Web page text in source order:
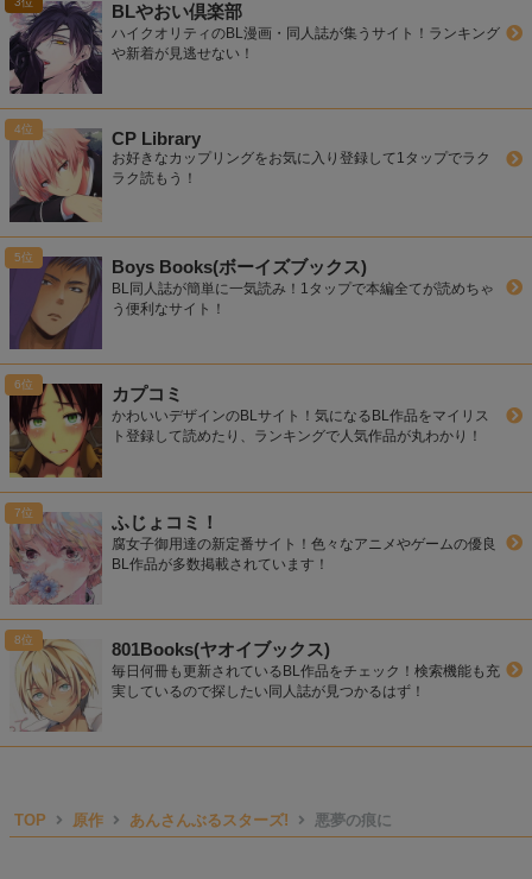
BLやおい倶楽部
ハイクオリティのBL漫画・同人誌が集うサイト！ランキング
や新着が見逃せない！
CP Library
お好きなカップリングをお気に入り登録して1タップでラク
ラク読もう！
Boys Books(ボーイズブックス)
BL同人誌が簡単に一気読み！1タップで本編全てが読めちゃ
う便利なサイト！
カプコミ
かわいいデザインのBLサイト！気になるBL作品をマイリス
ト登録して読めたり、ランキングで人気作品が丸わかり！
ふじょコミ！
腐女子御用達の新定番サイト！色々なアニメやゲームの優良
BL作品が多数掲載されています！
801Books(ヤオイブックス)
毎日何冊も更新されているBL作品をチェック！検索機能も充
実しているので探したい同人誌が見つかるはず！
TOP 原作 あんさんぶるスターズ! 悪夢の痕に